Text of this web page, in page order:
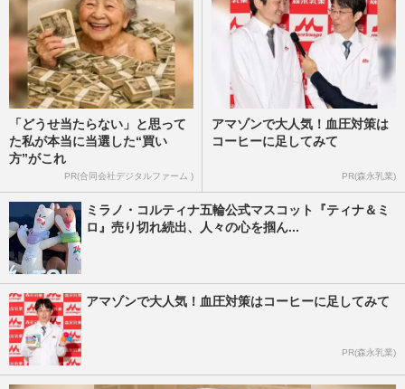
「どうせ当たらない」と思って
た私が本当に当選した“買い
方”がこれ
PR(合同会社デジタルファーム )
アマゾンで大人気！血圧対策は
コーヒーに足してみて
PR(森永乳業)
ミラノ・コルティナ五輪公式マスコット『ティナ＆ミ
ロ』売り切れ続出、人々の心を掴ん...
アマゾンで大人気！血圧対策はコーヒーに足してみて
PR(森永乳業)